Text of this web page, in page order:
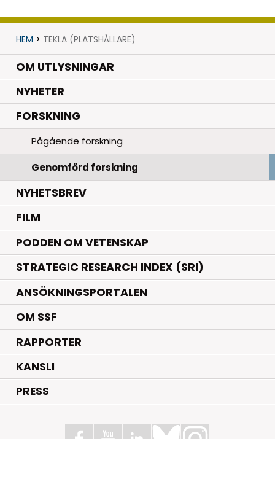
HEM > TEKLA (PLATSHÅLLARE)
OM UTLYSNINGAR
NYHETER.
FORSKNING.
Pågående forskning
Genomförd forskning
NYHETSBREV
FILM
PODDEN OM VETENSKAP
STRATEGIC RESEARCH INDEX (SRI)
ANSÖKNINGSPORTALEN
OM SSF
RAPPORTER
KANSLI
PRESS